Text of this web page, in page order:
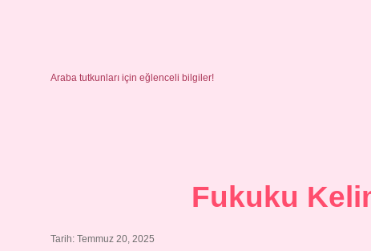
Araba tutkunları için eğlenceli bilgiler!
Fukuku
Tarih: Temmuz 20, 2025